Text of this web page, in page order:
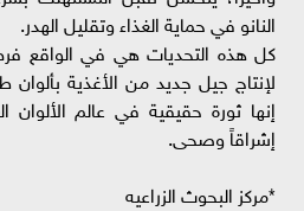
النانو في حماية الغذاء وتقليل الهدر.
كل هذه التحديات هي في الواقع
لإنتاج جيل جديد من الأغذية بألوان
إنها ثورة حقيقية في عالم الألوان
إشراقاً وصحى.
*مركز البحوث الزراعيه